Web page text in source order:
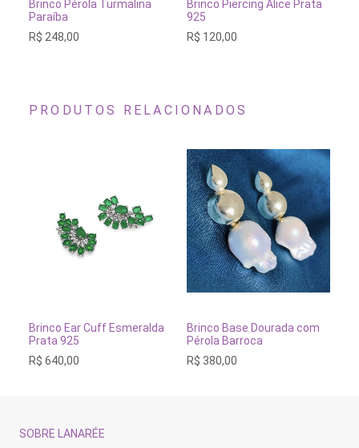
Brinco Pérola Turmalina
Paraíba
R$ 248,00
Brinco Piercing Alice Prata
925
R$ 120,00
PRODUTOS RELACIONADOS
ADICIONAR AO CARRINHO
Brinco Ear Cuff Esmeralda
Prata 925
R$ 640,00
ADICIONAR AO
Brinco Base Dourada com
Pérola Barroca
R$ 380,00
SOBRE LANARÉE